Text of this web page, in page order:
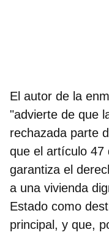
El autor de la
"advierte de que
rechazada parte
que el artículo 47
garantiza el
a una vivienda
Estado como
principal, y que,